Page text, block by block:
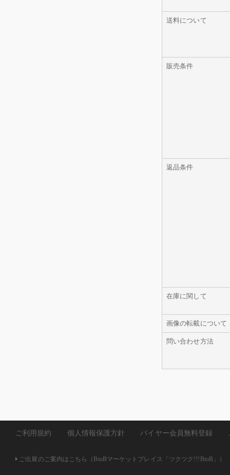
送料について
販売条件
返品条件
在庫に関して
画像の転載について
問い合わせ方法
ご利用規約 個人情報保護方針 バイヤー会員無料登録
ご出展のご案内はこちら（BtoBマーケットプレイス「ツクツク!!!BtoB」）